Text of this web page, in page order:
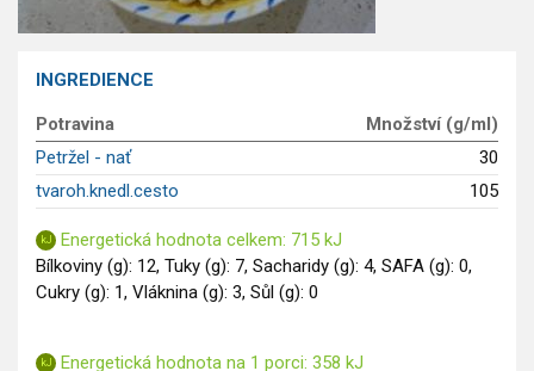
INGREDIENCE
Potravina
Množství (g/ml)
Petržel - nať
30
tvaroh.knedl.cesto
105
Energetická hodnota celkem: 715 kJ
Bílkoviny (g): 12, Tuky (g): 7, Sacharidy (g): 4, SAFA (g): 0,
Cukry (g): 1, Vláknina (g): 3, Sůl (g): 0
Energetická hodnota na 1 porci: 358 kJ